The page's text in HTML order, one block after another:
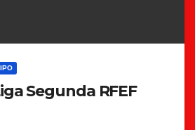
Segunda RFEF